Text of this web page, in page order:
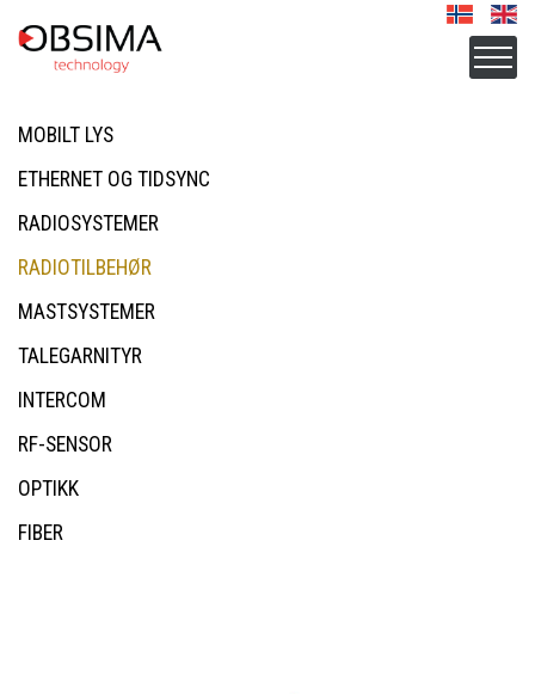
MOBILT LYS
ETHERNET OG TIDSYNC
RADIOSYSTEMER
RADIOTILBEHØR
MASTSYSTEMER
TALEGARNITYR
INTERCOM
RF-SENSOR
OPTIKK
FIBER